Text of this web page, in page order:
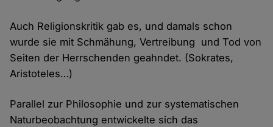
Auch Religionskritik gab es, und damals schon
wurde sie mit Schmähung, Vertreibung und Tod von
Seiten der Herrschenden geahndet. (Sokrates,
Aristoteles…)
Parallel zur Philosophie und zur systematischen
Naturbeobachtung entwickelte sich das